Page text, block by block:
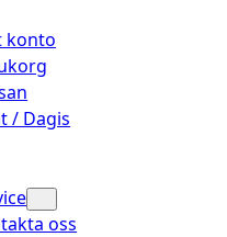
konto
/ Dagis
oss